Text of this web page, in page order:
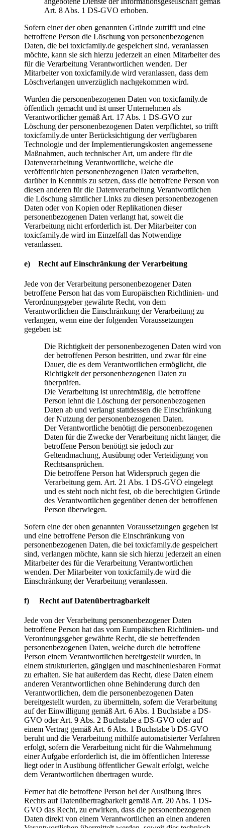
Art. 8 Abs. 1 DS-GVO erhoben.
Sofern einer der oben genannten Gründe zutrifft und eine
betroffene Person die Löschung von personenbezogenen
Daten, die bei toxicfamily.de gespeichert sind, veranlassen
möchte, kann sie sich hierzu jederzeit an einen Mitarbeiter des
für die Verarbeitung Verantwortlichen wenden. Der
Mitarbeiter von toxicfamily.de wird veranlassen, dass dem
Löschverlangen unverzüglich nachgekommen wird.
Wurden die personenbezogenen Daten von toxicfamily.de
öffentlich gemacht und ist unser Unternehmen als
Verantwortlicher gemäß Art. 17 Abs. 1 DS-GVO zur
Löschung der personenbezogenen Daten verpflichtet, so trifft
toxicfamily.de unter Berücksichtigung der verfügbaren
Technologie und der Implementierungskosten angemessene
Maßnahmen, auch technischer Art, um andere für die
Datenverarbeitung Verantwortliche, welche die
veröffentlichten personenbezogenen Daten verarbeiten,
darüber in Kenntnis zu setzen, dass die betroffene Person von
diesen anderen für die Datenverarbeitung Verantwortlichen
die Löschung sämtlicher Links zu diesen personenbezogenen
Daten oder von Kopien oder Replikationen dieser
personenbezogenen Daten verlangt hat, soweit die
Verarbeitung nicht erforderlich ist. Der Mitarbeiter con
toxicfamily.de wird im Einzelfall das Notwendige
veranlassen.
e) Recht auf Einschränkung der Verarbeitung
Jede von der Verarbeitung personenbezogener Daten
betroffene Person hat das vom Europäischen Richtlinien- und
Verordnungsgeber gewährte Recht, von dem
Verantwortlichen die Einschränkung der Verarbeitung zu
verlangen, wenn eine der folgenden Voraussetzungen
gegeben ist:
Die Richtigkeit der personenbezogenen Daten wird von
der betroffenen Person bestritten, und zwar für eine
Dauer, die es dem Verantwortlichen ermöglicht, die
Richtigkeit der personenbezogenen Daten zu
überprüfen.
Die Verarbeitung ist unrechtmäßig, die betroffene
Person lehnt die Löschung der personenbezogenen
Daten ab und verlangt stattdessen die Einschränkung
der Nutzung der personenbezogenen Daten.
Der Verantwortliche benötigt die personenbezogenen
Daten für die Zwecke der Verarbeitung nicht länger, die
betroffene Person benötigt sie jedoch zur
Geltendmachung, Ausübung oder Verteidigung von
Rechtsansprüchen.
Die betroffene Person hat Widerspruch gegen die
Verarbeitung gem. Art. 21 Abs. 1 DS-GVO eingelegt
und es steht noch nicht fest, ob die berechtigten Gründe
des Verantwortlichen gegenüber denen der betroffenen
Person überwiegen.
Sofern eine der oben genannten Voraussetzungen gegeben ist
und eine betroffene Person die Einschränkung von
personenbezogenen Daten, die bei toxicfamily.de gespeichert
sind, verlangen möchte, kann sie sich hierzu jederzeit an einen
Mitarbeiter des für die Verarbeitung Verantwortlichen
wenden. Der Mitarbeiter von toxicfamily.de wird die
Einschränkung der Verarbeitung veranlassen.
f) Recht auf Datenübertragbarkeit
Jede von der Verarbeitung personenbezogener Daten
betroffene Person hat das vom Europäischen Richtlinien- und
Verordnungsgeber gewährte Recht, die sie betreffenden
personenbezogenen Daten, welche durch die betroffene
Person einem Verantwortlichen bereitgestellt wurden, in
einem strukturierten, gängigen und maschinenlesbaren Format
zu erhalten. Sie hat außerdem das Recht, diese Daten einem
anderen Verantwortlichen ohne Behinderung durch den
Verantwortlichen, dem die personenbezogenen Daten
bereitgestellt wurden, zu übermitteln, sofern die Verarbeitung
auf der Einwilligung gemäß Art. 6 Abs. 1 Buchstabe a DS-
GVO oder Art. 9 Abs. 2 Buchstabe a DS-GVO oder auf
einem Vertrag gemäß Art. 6 Abs. 1 Buchstabe b DS-GVO
beruht und die Verarbeitung mithilfe automatisierter Verfahren
erfolgt, sofern die Verarbeitung nicht für die Wahrnehmung
einer Aufgabe erforderlich ist, die im öffentlichen Interesse
liegt oder in Ausübung öffentlicher Gewalt erfolgt, welche
dem Verantwortlichen übertragen wurde.
Ferner hat die betroffene Person bei der Ausübung ihres
Rechts auf Datenübertragbarkeit gemäß Art. 20 Abs. 1 DS-
GVO das Recht, zu erwirken, dass die personenbezogenen
Daten direkt von einem Verantwortlichen an einen anderen